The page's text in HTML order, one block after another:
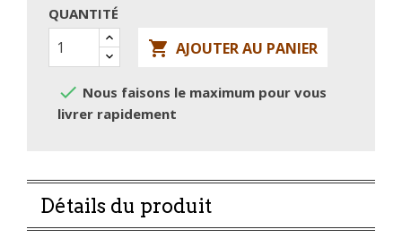
QUANTITÉ
 AJOUTER AU PANIER
 Nous faisons le maximum pour vous
livrer rapidement
Détails du produit